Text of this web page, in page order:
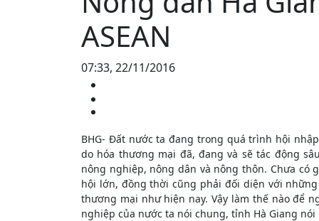
ASEAN
07:33, 22/11/2016
BHG- Đất nước ta đang trong quá trình hội
do hóa thương mại đã, đang và sẽ tác động
nông nghiệp, nông dân và nông thôn. Chưa có
hội lớn, đồng thời cũng phải đối diện với
thương mại như hiện nay. Vậy làm thế nào để
nghiệp của nước ta nói chung, tỉnh Hà Giang